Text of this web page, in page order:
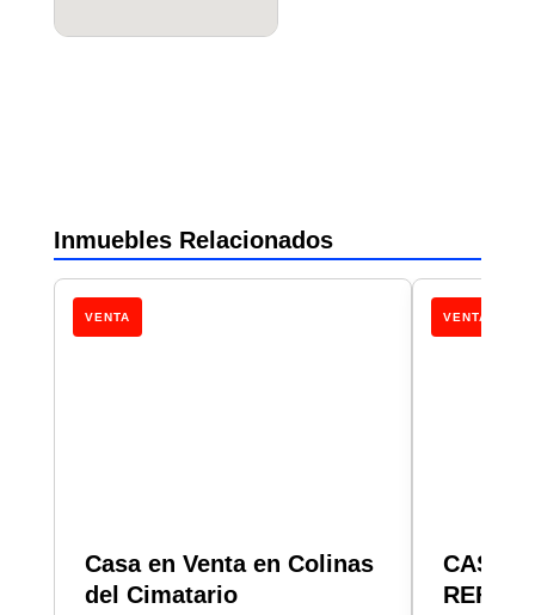
Inmuebles Relacionados
VENTA
Casa en Venta en Colinas
del Cimatario
VENTA
CASA